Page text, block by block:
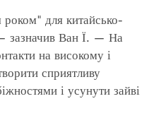
для китайсько-
зазначив Ван Ї. — На
на високому і
сприятливу
і усунути зайві